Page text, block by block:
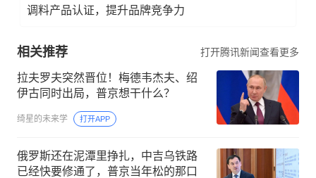
调料产品认证，提升品牌竞争力
相关推荐 打开腾讯新闻查看更多
拉夫罗夫突然晋位！梅德韦杰夫、绍
伊古同时出局，普京想干什么？
绮星的未来学 打开APP
俄罗斯还在泥潭里挣扎，中吉乌铁路
已经快要修通了，普京当年松的那口